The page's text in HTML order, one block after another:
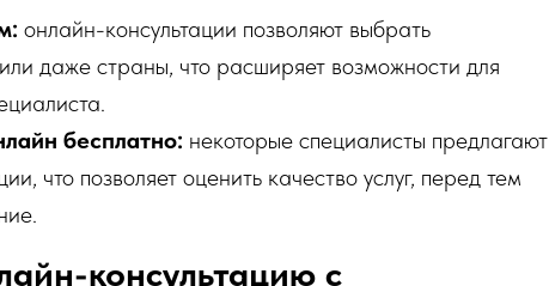
онлайн-консультации позволяют выбрать
даже страны, что расширяет возможности для
бесплатно: некоторые специалисты предлагают
что позволяет оценить качество услуг, перед тем
консультацию с